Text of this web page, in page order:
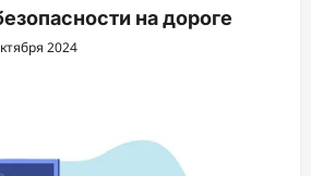
на дороге
2024